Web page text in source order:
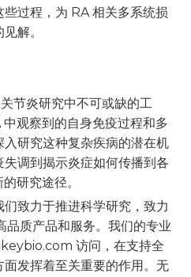
过程，为 RA 相关多系统损
解。
节炎研究中不可或缺的工
观察到的自身免疫过程和多
研究这种复杂疾病的潜在机
调到揭示炎症如何传播到各
研究途径。
致力于推进科学研究，致力
品质产品和服务。我们的专业
访问，在支持全
发挥着至关重要的作用。无